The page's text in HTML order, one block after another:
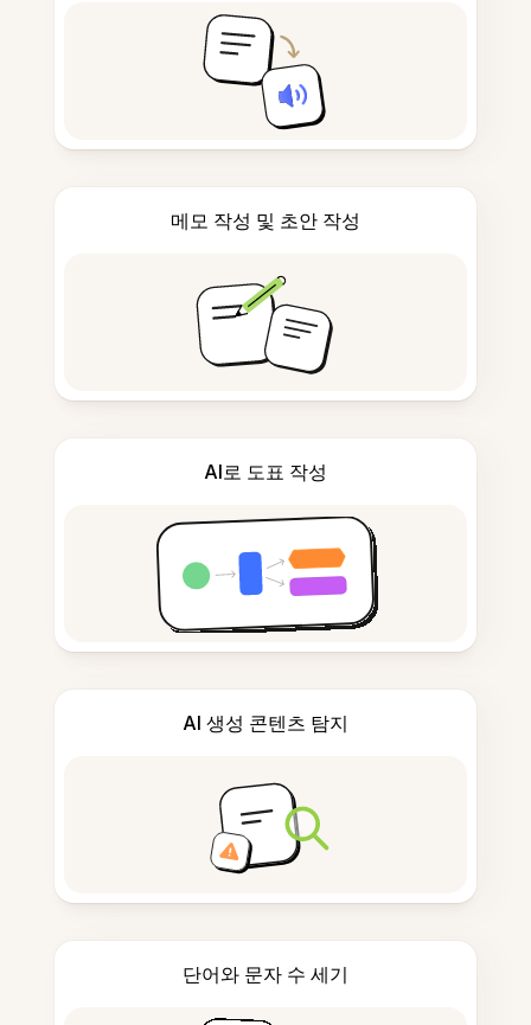
메모 작성 및 초안 작성
AI로 도표 작성
AI 생성 콘텐츠 탐지
단어와 문자 수 세기